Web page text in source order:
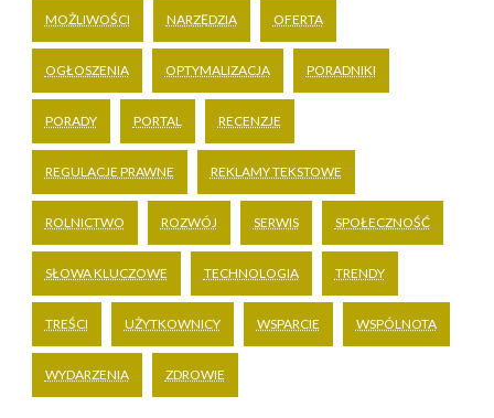
MOŻLIWOŚCI NARZĘDZIA OFERTA
OGŁOSZENIA OPTYMALIZACJA PORADNIKI
PORADY PORTAL RECENZJE
REGULACJE PRAWNE REKLAMY TEKSTOWE
ROLNICTWO ROZWÓJ SERWIS SPOŁECZNOŚĆ
SŁOWA KLUCZOWE TECHNOLOGIA TRENDY
TREŚCI UŻYTKOWNICY WSPARCIE WSPÓLNOTA
WYDARZENIA ZDROWIE